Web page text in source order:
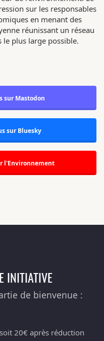
sur les responsables
en menant des
réunissant un réseau
le plus large possible.
sur Mastodon
sur Bluesky
l'Environnement
INITIATIVE
de bienvenue :
20€ après réduction